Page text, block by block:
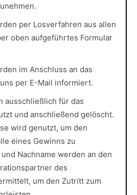
per Losverfahren aus allen
oben aufgeführtes Formular
im Anschluss an das
per E-Mail informiert.
ausschließlich für das
und anschließend gelöscht.
wird genutzt, um den
eines Gewinns zu
Nachname werden an den
des
um den Zutritt zum